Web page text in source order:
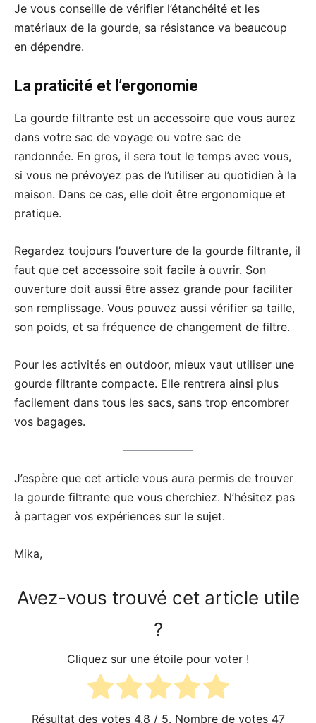
Je vous conseille de vérifier l’étanchéité et les
matériaux de la gourde, sa résistance va beaucoup
en dépendre.
La praticité et l’ergonomie
La gourde filtrante est un accessoire que vous aurez
dans votre sac de voyage ou votre sac de
randonnée. En gros, il sera tout le temps avec vous,
si vous ne prévoyez pas de l’utiliser au quotidien à la
maison. Dans ce cas, elle doit être ergonomique et
pratique.
Regardez toujours l’ouverture de la gourde filtrante, il
faut que cet accessoire soit facile à ouvrir. Son
ouverture doit aussi être assez grande pour faciliter
son remplissage. Vous pouvez aussi vérifier sa taille,
son poids, et sa fréquence de changement de filtre.
Pour les activités en outdoor, mieux vaut utiliser une
gourde filtrante compacte. Elle rentrera ainsi plus
facilement dans tous les sacs, sans trop encombrer
vos bagages.
J’espère que cet article vous aura permis de trouver
la gourde filtrante que vous cherchiez. N’hésitez pas
à partager vos expériences sur le sujet.
Mika,
Avez-vous trouvé cet article utile
?
Cliquez sur une étoile pour voter !
Résultat des votes 4.8 / 5. Nombre de votes 47